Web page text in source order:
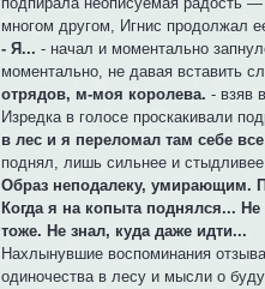
многом другом, Игнис продолжал
- Я... - начал и моментально
моментально, не давая вставить
отрядов, м-моя королева. - взяв
Изредка в голосе проскакивали
в лес и я переломал там себе
поднял, лишь сильнее и
Образ неподалеку, умирающим.
Когда я на копыта поднялся...
тоже. Не знал, куда даже идти...
Нахлынувшие воспоминания
одиночества в лесу и мысли о